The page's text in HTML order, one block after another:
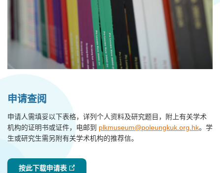
申请查阅
申请人需填妥以下表格，详列个人资料及研究题目，附上有关学术
机构的证明书或证件，电邮到 plkmuseum@poleungkuk.org.hk。学
生或研究生需另附有关学术机构的推荐信。
按此下载申请表